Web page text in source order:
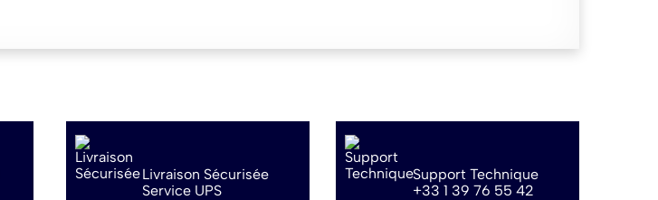
Livraison Sécurisée
Service UPS
Support Technique
+33 1 39 76 55 42